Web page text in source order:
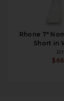
Rhone 7"
Short in
$66